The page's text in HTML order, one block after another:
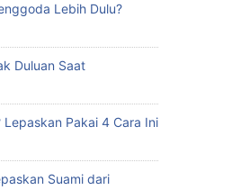
Lebih Dulu?
Duluan Saat
Pakai 4 Cara Ini
Suami dari